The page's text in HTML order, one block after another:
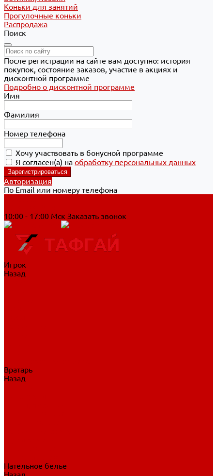
Коньки для занятий
Прогулочные коньки
Распродажа
Поиск
После регистрации на сайте вам доступно: история
покупок, состояние заказов, участие в акциях и
дисконтной программе
Подробно о дисконтной программе
Имя
Фамилия
Номер телефона
Хочу участвовать в бонусной программе
Я согласен(а) на обработку персональных данных
Авторизация
По Email или номеру телефона
10:00 - 17:00 Мск Заказать звонок
Игрок
Назад
Вратарь
Назад
Нательное белье